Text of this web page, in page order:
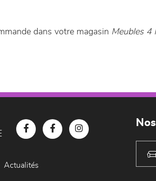
dans votre magasin Meubles 4
Actualités